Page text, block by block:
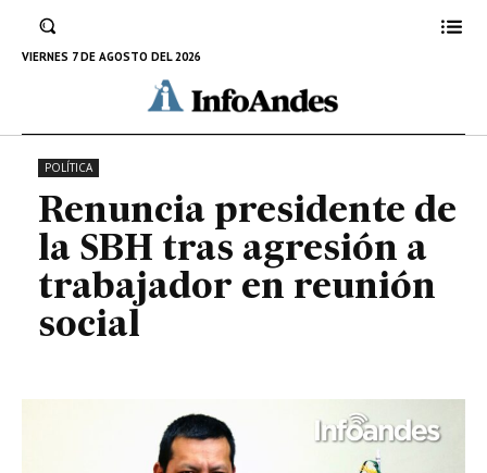
VIERNES 7 DE AGOSTO DEL 2026
tras agresión a trabajador en
reunión social
10 DE NOVIEMBRE DE 2022
POLÍTICA
Renuncia presidente de
la SBH tras agresión a
trabajador en reunión
social